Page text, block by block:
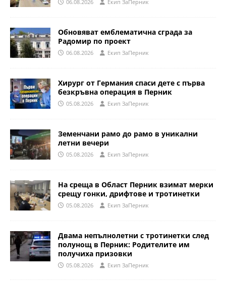
06.08.2026 Eкип ЗаПерник
Обновяват емблематична сграда за
Радомир по проект
06.08.2026 Eкип ЗаПерник
Хирург от Германия спаси дете с първа
безкръвна операция в Перник
05.08.2026 Eкип ЗаПерник
Земенчани рамо до рамо в уникални
летни вечери
05.08.2026 Eкип ЗаПерник
На среща в Област Перник взимат мерки
срещу гонки, дрифтове и тротинетки
05.08.2026 Eкип ЗаПерник
Двама непълнолетни с тротинетки след
полунощ в Перник: Родителите им
получиха призовки
05.08.2026 Eкип ЗаПерник